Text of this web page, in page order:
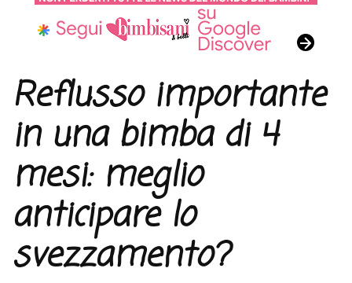
Reflusso importante
in una bimba di 4
mesi: meglio
anticipare lo
svezzamento?